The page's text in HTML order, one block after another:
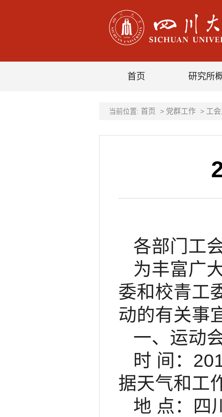
首页 研究所
当前位置: 首页 > 党群工作 > 工
各部门工
为丰富广
委和校青工
动的有关事
一、运动
时 间：
据天气和工
地 点：四